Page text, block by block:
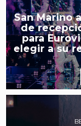
San Marino
de
para
elegir a su